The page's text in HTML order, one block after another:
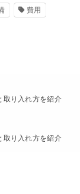
費用
取り入れ方を紹介
取り入れ方を紹介